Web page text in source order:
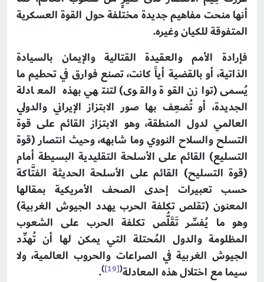
أنها منحت مفاهيم جديدة مختلفة حول القوة العسكرية
المتفوقة للكيان وغيره.
فإرادة الأمم والعقيدة القتالية والإيمان بالسيادة
الذاتية، أو بالقضية أياً كانت، تصنع فوارق في تحطيم ما
يُسمى (توازن القوة والقوى) لتنتهي بهذه المعادلة
الجديدة، أو تُضعِف بها صور الابتزاز الإيراني والدولي
العالمي لدول المنطقة، وهو الابتزاز القائم على قوة
التسلح والسلاح النووي وما شابهه، وحيث انتصار (قوة
التسليع) القائم على الأسلحة التقليدية البسيطة أمام
(قوة التسليح) القائم على الأسلحة الحديثة الفتَّاكة
حسب تعبيرات إحدى الصحف الأمريكية بمقالها
المعنون (تقلص تكلفة الحرب يهدد الجيوش الغربية)
وهو ما يُفسِّر تَقَلُّص تكلفة الحرب على الشعوب
المظلومة والدول المُحتلة التي يمكن لها أن تُهدِّد
الجيوش الغربية في الصراعات والحروب العالمية، ولا
سيما مع اختلال هذه المعادلة(
[19]
)
.